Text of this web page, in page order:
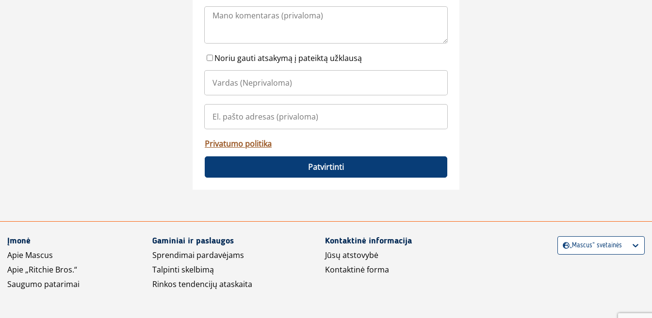
Noriu gauti atsakymą į pateiktą užklausą
Privatumo politika
Patvirtinti
Įmonė
Apie Mascus
Apie „Ritchie Bros.“
Saugumo patarimai
Gaminiai ir paslaugos
Sprendimai pardavėjams
Talpinti skelbimą
Rinkos tendencijų ataskaita
Kontaktinė informacija
Jūsų atstovybė
Kontaktinė forma
„Mascus“ svetainės